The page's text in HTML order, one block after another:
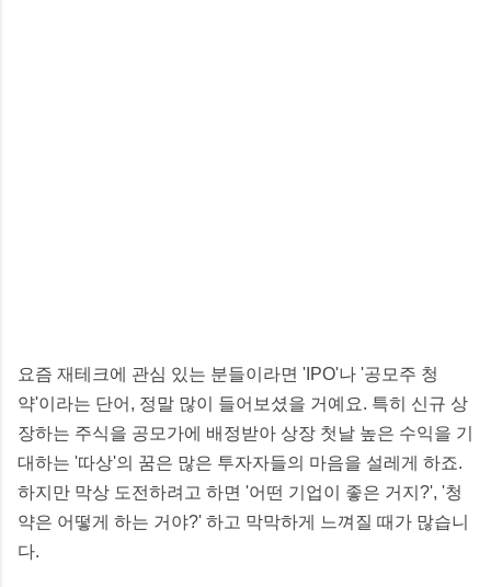
요즘 재테크에 관심 있는 분들이라면 'IPO'나 '공모주 청
약'이라는 단어, 정말 많이 들어보셨을 거예요. 특히 신규 상
장하는 주식을 공모가에 배정받아 상장 첫날 높은 수익을 기
대하는 '따상'의 꿈은 많은 투자자들의 마음을 설레게 하죠.
하지만 막상 도전하려고 하면 '어떤 기업이 좋은 거지?', '청
약은 어떻게 하는 거야?' 하고 막막하게 느껴질 때가 많습니
다.